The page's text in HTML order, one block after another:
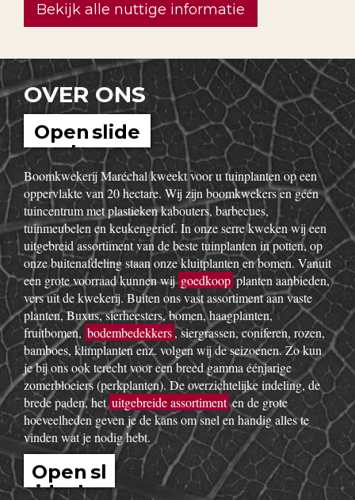
Bekijk alle nuttige informatie
OVER ONS
Open slide
show
Boomkwekerij Maréchal kweekt voor u tuinplanten op een
oppervlakte van 20 hectare. Wij zijn boomkwekers en géén
tuincentrum met plastieken kabouters, barbecues,
tuinmeubelen en keukengerief. In onze serre kweken wij een
uitgebreid assortiment van de beste tuinplanten in potten, op
onze buitenafdeling staan onze kluitplanten en bomen. Vanuit
een grote voorraad kunnen wijgoedkoopplanten aanbieden,
vers uit de kwekerij. Buiten ons vast assortiment aan vaste
planten, Buxus, sierheesters, bomen, haagplanten,
fruitbomen, bodembedekkers, siergrassen, coniferen, rozen,
bamboes, klimplanten enz. volgen wij de seizoenen. Zo kun
je bij ons ook terecht voor een breed gamma éénjarige
zomerbloeiers (perkplanten). De overzichtelijke indeling, de
brede paden, hetuitgebreide assortimenten de grote
hoeveelheden geven je de kans om snel en handig alles te
vinden wat je nodig hebt.
Open sl
idesho